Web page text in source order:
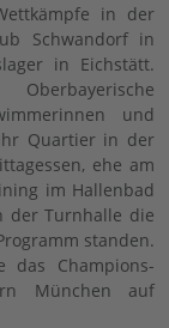
in der
Schwandorf in
in Eichstätt.
und
Quartier in der
ehe am
im Hallenbad
der Turnhalle die
standen.
das Champions-
München auf